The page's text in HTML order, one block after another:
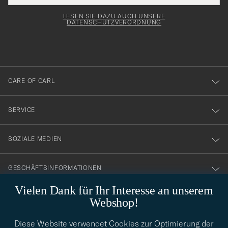
Vielen Dank für Ihr Interesse an unserem
Webshop!
Diese Website verwendet Cookies zur Optimierung der
Adresse
för
dig
till
vårt
nyhetsbrev!
LESEN SIE DAZU AUCH UNSERE
DATENSCHUTZVERORDNUNG
CARE OF CARL
SERVICE
SOZIALE MEDIEN
GESCHÄFTSINFORMATIONEN